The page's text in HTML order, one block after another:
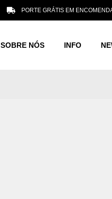
PORTE GRÁTIS EM
SOBRE NÓS INFO